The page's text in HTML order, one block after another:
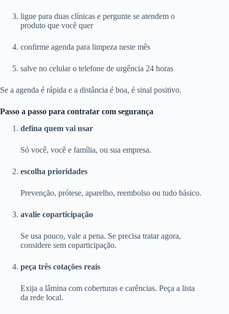
ligue para duas clínicas e pergunte se atendem o
produto que você quer
confirme agenda para limpeza neste mês
salve no celular o telefone de urgência 24 horas
Se a agenda é rápida e a distância é boa, é sinal positivo.
Passo a passo para contratar com segurança
defina quem vai usar
Só você, você e família, ou sua empresa.
escolha prioridades
Prevenção, prótese, aparelho, reembolso ou tudo básico.
avalie coparticipação
Se usa pouco, vale a pena. Se precisa tratar agora,
considere sem coparticipação.
peça três cotações reais
Exija a lâmina com coberturas e carências. Peça a lista
da rede local.